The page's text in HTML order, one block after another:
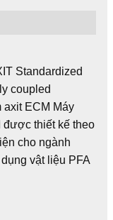
Standardized
coupled
axit ECM Máy
được thiết kế theo
cho ngành
vật liệu PFA